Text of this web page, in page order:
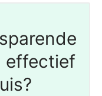
effectief